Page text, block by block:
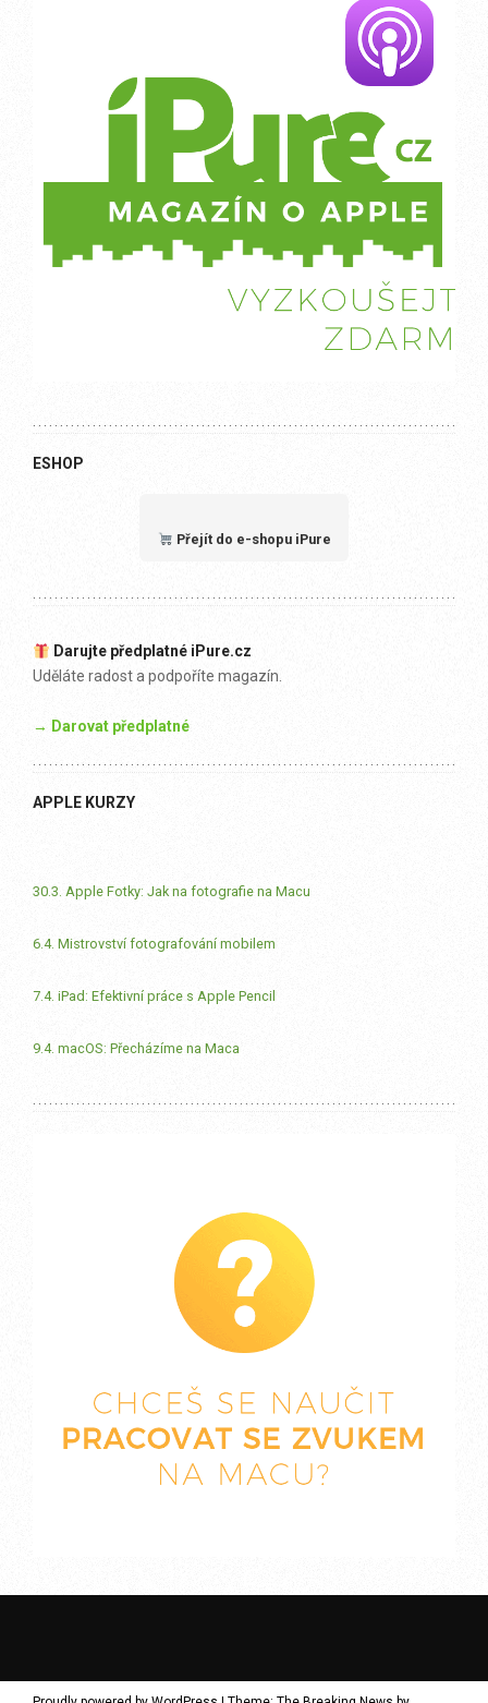
ESHOP
Přejít do e-shopu iPure
Darujte předplatné iPure.cz
Uděláte radost a podpoříte magazín.
→ Darovat předplatné
APPLE KURZY
30.3. Apple Fotky: Jak na fotografie na Macu
6.4. Mistrovství fotografování mobilem
7.4. iPad: Efektivní práce s Apple Pencil
9.4. macOS: Přecházíme na Maca